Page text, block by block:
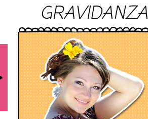
GRAVIDANZA